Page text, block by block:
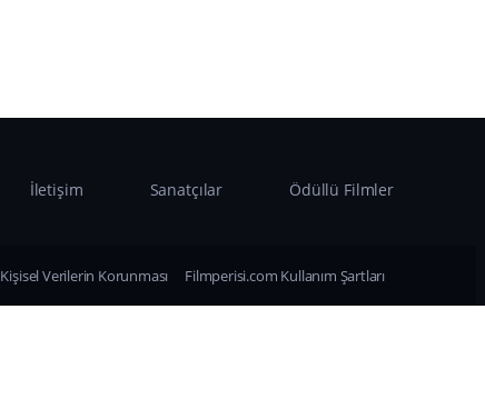
İletişim Sanatçılar Ödüllü Filmler
Kişisel Verilerin Korunması Filmperisi.com Kullanım Şartları